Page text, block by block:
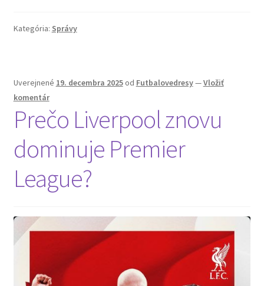
Kategória: Správy
Uverejnené 19. decembra 2025od Futbalovedresy—Vložiť
komentár
Prečo Liverpool znovu
dominuje Premier
League?